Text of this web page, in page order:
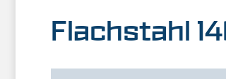
Flachstahl